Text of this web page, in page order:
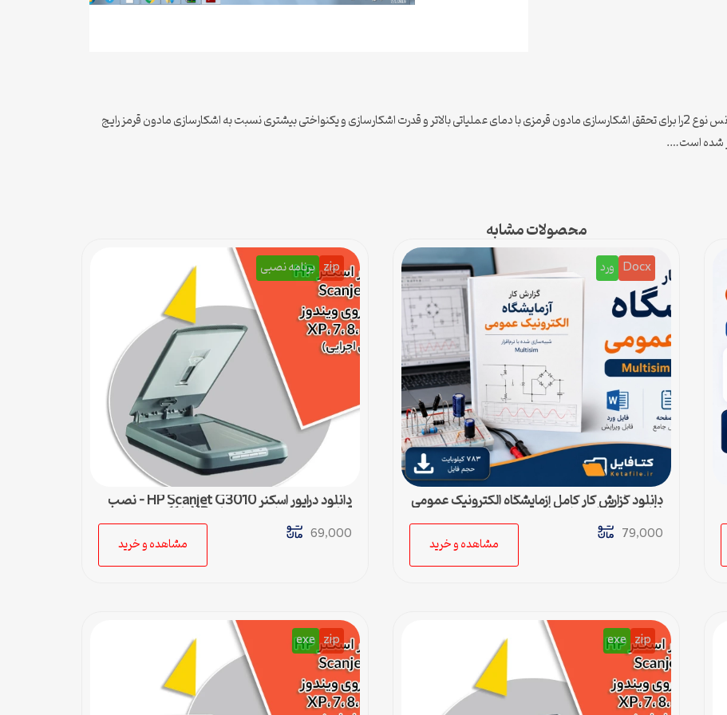
دراین سمینار ویؤگی های منحصر به فردی از پیوند های نامتجانس نوع 2را برای تحقق اشکارسازی مادون قرمزی با دمای عملیاتی بالاتر و قدرت اشکارسازی و یکنواختی بیشتری نسبت به اشکارسازی مادون قرمز رایج
شده است….
محصولات مشابه
Docx ورد
دانلود گزارش کار کامل آزمایشگاه الکترونیک عمومی
79,000
مشاهده و خرید
zip برنامه نصبی
دانلود درایور اسکنر HP Scanjet G3010 – نصب
69,000
مشاهده و خرید
zip
exe
zip
exe